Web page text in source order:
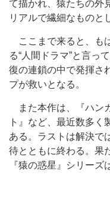
て描かれ、猿たちの外
リアルで繊細なものと
ここまで来ると、も
る“人間ドラマ”と言っ
復の連鎖の中で発揮さ
プが救いとなる。
また本作は、『ハン
ト』など、最近数多く
ある。ラストは解決で
待とともに終わる。果
『猿の惑星』シリーズ